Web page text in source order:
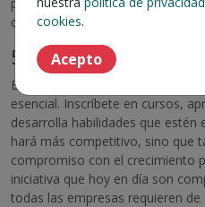
oportunidades llegan a través de
5. Mantente en
El mercado laboral evoluciona
esencial. Inscríbete en cursos,
desarrolla habilidades que
hará más competitivo, sino que
compromiso con el crecimiento
iniciativa que hoy en día son
todas las empresas requieren
cookies.
Acepto